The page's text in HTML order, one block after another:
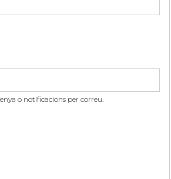
o notificacions per correu.